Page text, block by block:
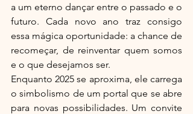
a um eterno dançar entre o passado e o
futuro. Cada novo ano traz consigo
essa mágica oportunidade: a chance de
recomeçar, de reinventar quem somos
e o que desejamos ser.
Enquanto 2025 se aproxima, ele carrega
o simbolismo de um portal que se abre
para novas possibilidades. Um convite